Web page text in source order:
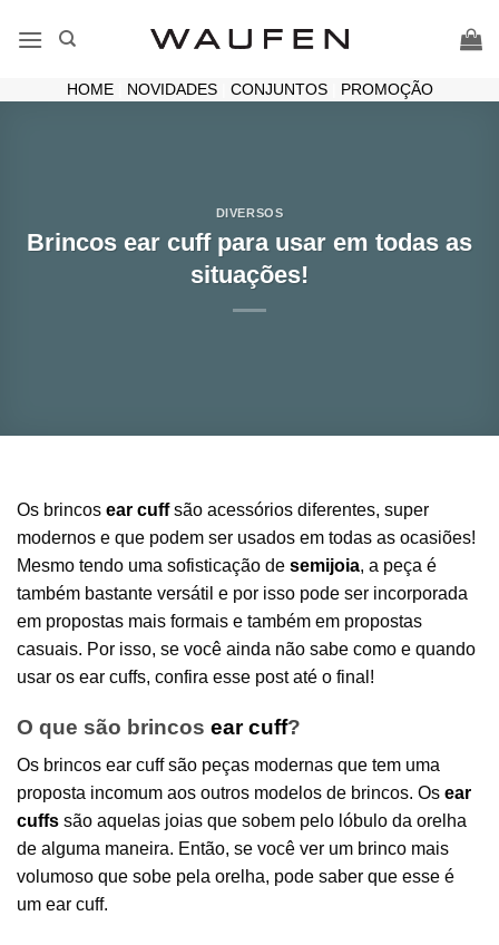
HOME| NOVIDADES| CONJUNTOS| PROMOÇÃO
DIVERSOS
Brincos ear cuff para usar em todas as
situações!
Os brincos ear cuff são acessórios diferentes, super
modernos e que podem ser usados em todas as ocasiões!
Mesmo tendo uma sofisticação de semijoia, a peça é
também bastante versátil e por isso pode ser incorporada
em propostas mais formais e também em propostas
casuais. Por isso, se você ainda não sabe como e quando
usar os ear cuffs, confira esse post até o final!
O que são brincos ear cuff?
Os brincos ear cuff são peças modernas que tem uma
proposta incomum aos outros modelos de brincos. Os ear
cuffs são aquelas joias que sobem pelo lóbulo da orelha
de alguma maneira. Então, se você ver um brinco mais
volumoso que sobe pela orelha, pode saber que esse é
um ear cuff.